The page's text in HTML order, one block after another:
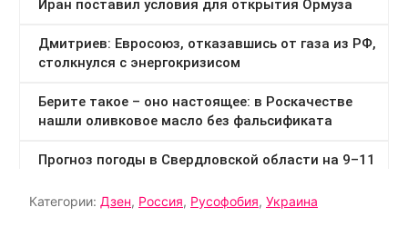
Категории: Дзен, Россия, Русофобия, Украина